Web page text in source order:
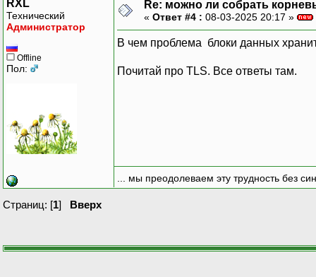
RXL
Технический
Администратор
Offline
Пол:
Re: можно ли собрать
« Ответ #4 : 08-03-2025 20:17 »
В чем проблема блоки данных
Почитай про TLS. Все ответы там.
... мы преодолеваем эту трудность без
Страниц: [1] Вверх